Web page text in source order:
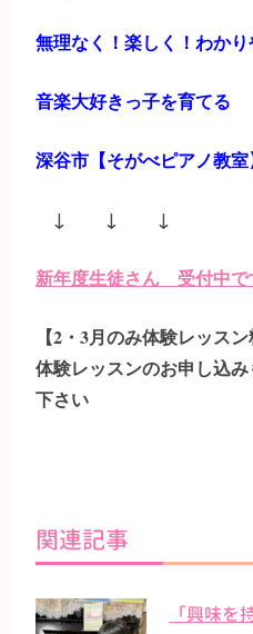
無理なく！楽しく！わかり
音楽大好きっ子を育てる
深谷市【そがべピアノ教室
↓ ↓ ↓
新年度生徒さん 受付中で
【2・3月のみ体験レッスン
体験レッスンのお申し込
下さい
関連記事
「興味を